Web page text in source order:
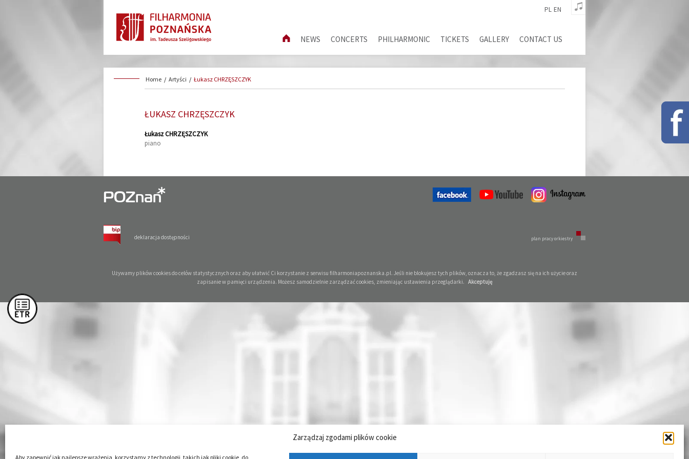
Zarządzaj zgodami plików cookie
Aby zapewnić jak najlepsze wrażenia, korzystamy z technologii, takich jak pliki cookie, do
PL EN
NEWS CONCERTS PHILHARMONIC TICKETS GALLERY CONTACT US
Home / Artyści / Łukasz CHRZĘSZCZYK
ŁUKASZ CHRZĘSZCZYK
Łukasz CHRZĘSZCZYK
piano
deklaracja dostępności plan pracy orkiestry
Używamy plików cookies do celów statystycznych oraz aby ułatwić Ci korzystanie z serwisu filharmoniapoznanska.pl. Jeśli nie blokujesz tych plików, oznacza to, że zgadzasz się na ich użycie oraz
zapisanie w pamięci urządzenia. Możesz samodzielnie zarządzać cookies, zmieniając ustawienia przeglądarki. Akceptuję